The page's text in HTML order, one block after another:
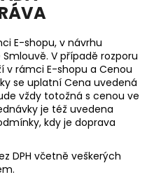
E-shopu, v návrhu
V případě rozporu
v rámci E-shopu a Cenou
se uplatní Cena uvedená
vždy totožná s cenou ve
je též uvedena
kdy je doprava
DPH včetně veškerých